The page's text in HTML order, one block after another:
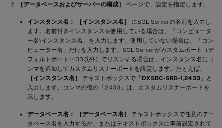
［データベースおよびサーバーの構成］ ページで、設定を指定します。
インスタンス名： ［インスタンス名］
にSQL Serverの名前を入力し
ます。名前付きインスタンスを使用している場合は、「コンピュータ
ー名\インスタンス名」を入力します。使用していない場合は、「コン
ピューター名」だけを入力します。SQL Serverがカスタムポート（デ
フォルトポート1433以外）でリスンする場合は、インスタンス名にコ
ンマを追加してカスタムリスナーポートを設定します。たとえば、
［インスタンス名］
テキストボックスで「DXSBC-SRD-1,2433 」と
入力します。コンマの後の「2433」は、カスタムリスナーポートを
示します。
データベース名： ［データベース名］
テキストボックスで任意のデー
タベース名を入力するか、またはテキストボックスに事前設定されて